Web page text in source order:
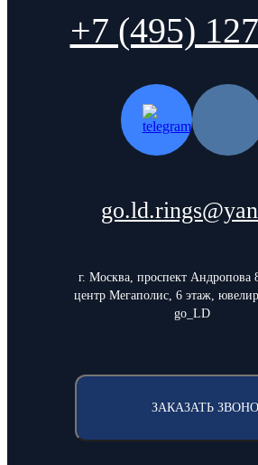
+7 (495)
г. Москва, проспект Андропова
центр Мегаполис, 6 этаж,
go_LD
ЗАКАЗАТЬ